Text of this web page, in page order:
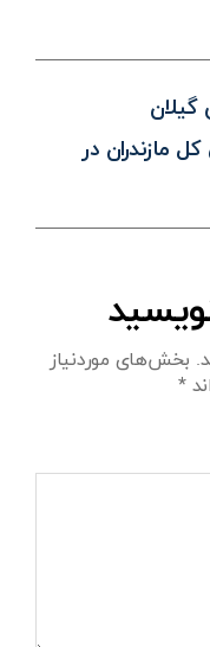
گیلان
مازندران در
بخش‌های موردنیاز
*